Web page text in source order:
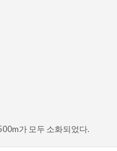
가 모두 소화되었다.